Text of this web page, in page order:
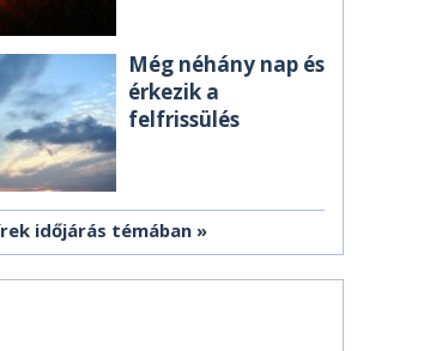
Még néhány nap és
érkezik a
felfrissülés
időjárás témában